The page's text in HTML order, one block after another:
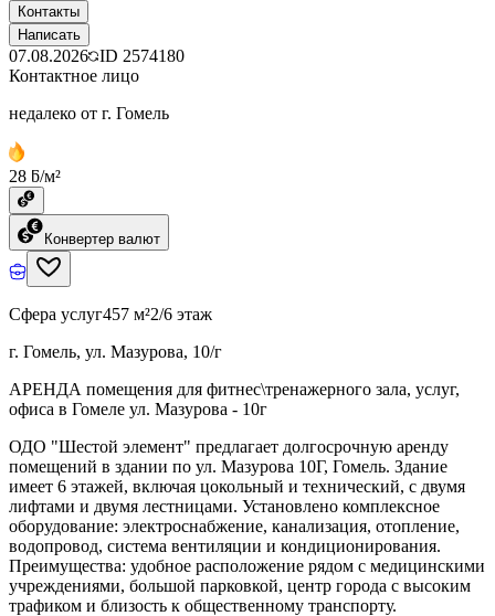
Контакты
Написать
07.08.2026 ID 2574180
Контактное лицо
недалеко от г. Гомель
28 ƃ/м²
Конвертер валют
Сфера услуг457 м²2/6 этаж
г. Гомель, ул. Мазурова, 10/г
АРЕНДА помещения для фитнес\тренажерного зала, услуг,
офиса в Гомеле ул. Мазурова - 10г
ОДО "Шестой элемент" предлагает долгосрочную аренду
помещений в здании по ул. Мазурова 10Г, Гомель. Здание
имеет 6 этажей, включая цокольный и технический, с двумя
лифтами и двумя лестницами. Установлено комплексное
оборудование: электроснабжение, канализация, отопление,
водопровод, система вентиляции и кондиционирования.
Преимущества: удобное расположение рядом с медицинскими
учреждениями, большой парковкой, центр города с высоким
трафиком и близость к общественному транспорту.